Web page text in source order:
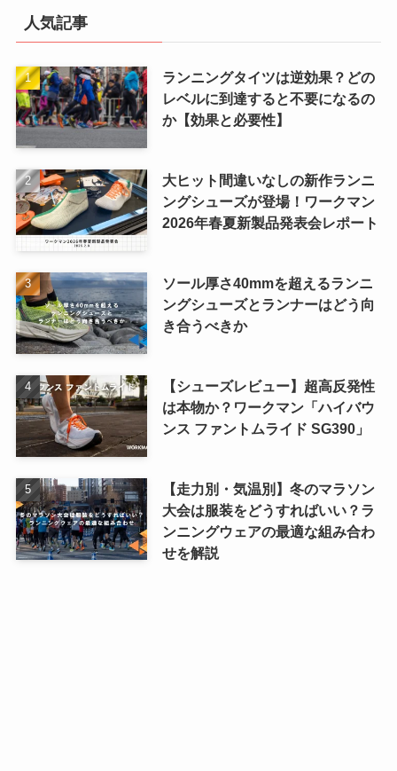
人気記事
ランニングタイツは逆効果？どの
レベルに到達すると不要になるの
か【効果と必要性】
大ヒット間違いなしの新作ランニ
ングシューズが登場！ワークマン
2026年春夏新製品発表会レポート
ソール厚さ40mmを超えるランニ
ングシューズとランナーはどう向
き合うべきか
【シューズレビュー】超高反発性
は本物か？ワークマン「ハイバウ
ンス ファントムライド SG390」
【走力別・気温別】冬のマラソン
大会は服装をどうすればいい？ラ
ンニングウェアの最適な組み合わ
せを解説